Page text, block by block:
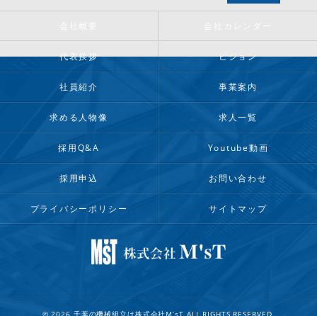
代表挨拶 ビジョン
社員紹介 事業案内
求める人物像 求人一覧
採用Q&A Youtube動画
採用申込 お問い合わせ
プライバシーポリシー サイトマップ